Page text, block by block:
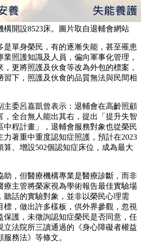
構開設8523床。圖片取自退輔會網站
是單身榮民，有的逐漸失能，甚至罹患
照護知識及人員，偏向軍事化管理，
更將照護及伙食等改為外包的標案，
習下，照護及伙食的品質無法與民間相
主委呂嘉凱曾表示：退輔會在高齡照顧
，全台無人能出其右，提出「提升失智
中程計畫」，退輔會服務對象也從榮民
力著重中重度認知症照護，預計在2023
算、增設502個認知症床位，成為最大
助，但醫療機構專業是醫療診斷，而非
療主管將榮家視為學術報告最佳實驗場
聽話的實驗對象，並非以榮民心理需
標，做出許多樣板，供外界參觀，忽視
保護，未徵詢認知症榮民是否同意，任
立法院所三讀通過的《身心障礙者權益
務法》等條文。